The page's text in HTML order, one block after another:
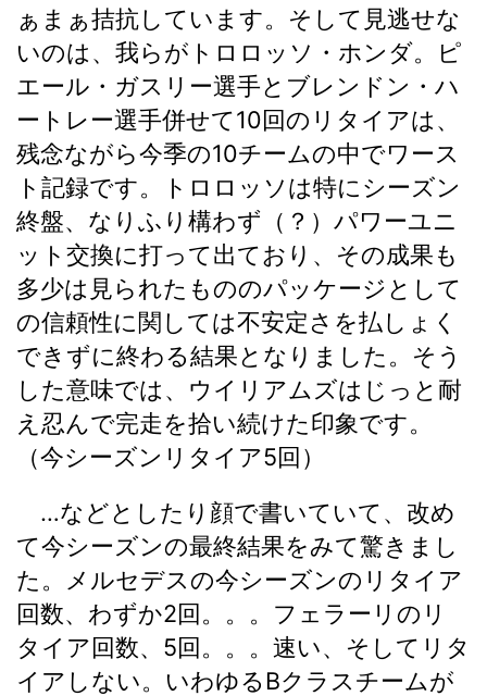
ぁまぁ拮抗しています。そして見逃せな
いのは、我らがトロロッソ・ホンダ。ピ
エール・ガスリー選手とブレンドン・ハ
ートレー選手併せて10回のリタイアは、
残念ながら今季の10チームの中でワース
ト記録です。トロロッソは特にシーズン
終盤、なりふり構わず（？）パワーユニ
ット交換に打って出ており、その成果も
多少は見られたもののパッケージとして
の信頼性に関しては不安定さを払しょく
できずに終わる結果となりました。そう
した意味では、ウイリアムズはじっと耐
え忍んで完走を拾い続けた印象です。
（今シーズンリタイア5回）
…などとしたり顔で書いていて、改め
て今シーズンの最終結果をみて驚きまし
た。メルセデスの今シーズンのリタイア
回数、わずか2回。。。フェラーリのリ
タイア回数、5回。。。速い、そしてリタ
イアしない。いわゆるBクラスチームが